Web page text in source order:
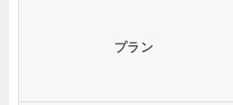
プラン